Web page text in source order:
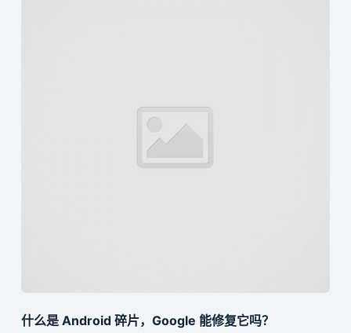
Accept Decline
什么是 Android 碎片，Google 能修复它吗？